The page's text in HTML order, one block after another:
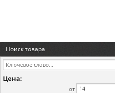
Поиск товара
Цена:
от